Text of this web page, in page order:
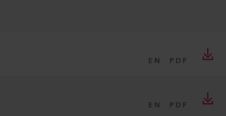
EN PDF
EN PDF